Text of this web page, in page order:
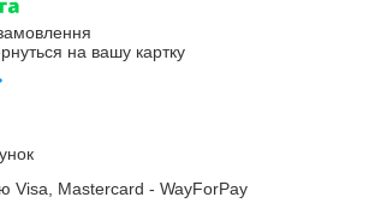
на вашу картку
Visa, Mastercard - WayForPay